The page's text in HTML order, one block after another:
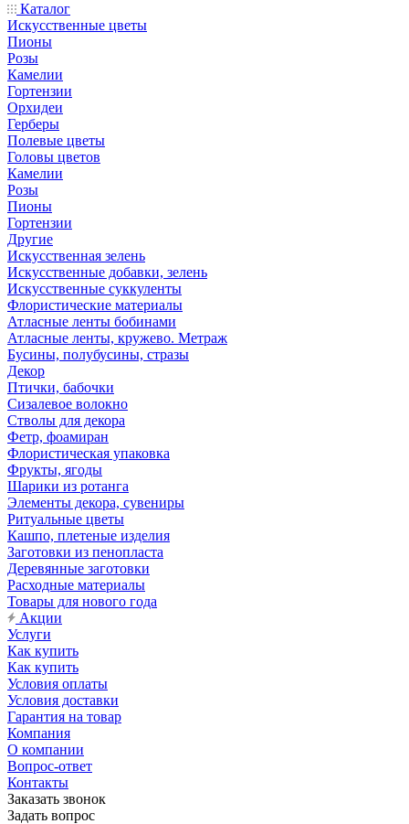
Каталог
Искусственные цветы
Пионы
Розы
Камелии
Гортензии
Орхидеи
Герберы
Полевые цветы
Головы цветов
Камелии
Розы
Пионы
Гортензии
Другие
Искусственная зелень
Искусственные добавки, зелень
Искусственные суккуленты
Флористические материалы
Атласные ленты бобинами
Атласные ленты, кружево. Метраж
Бусины, полубусины, стразы
Декор
Птички, бабочки
Сизалевое волокно
Стволы для декора
Фетр, фоамиран
Флористическая упаковка
Фрукты, ягоды
Шарики из ротанга
Элементы декора, сувениры
Ритуальные цветы
Кашпо, плетеные изделия
Заготовки из пенопласта
Деревянные заготовки
Расходные материалы
Товары для нового года
Акции
Услуги
Как купить
Как купить
Условия оплаты
Условия доставки
Гарантия на товар
Компания
О компании
Вопрос-ответ
Контакты
Заказать звонок
Задать вопрос